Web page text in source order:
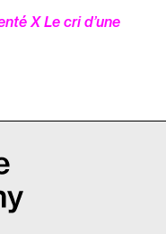
X Le cri d’une